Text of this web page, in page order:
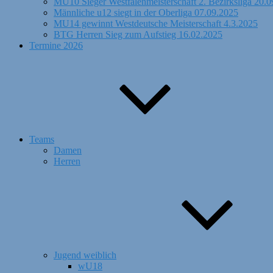
Männliche u12 siegt in der Oberliga 07.09.2025
MU14 gewinnt Westdeutsche Meisterschaft 4.3.2025
BTG Herren Sieg zum Aufstieg 16.02.2025
Termine 2026
Teams
Damen
Herren
Jugend weiblich
wU18